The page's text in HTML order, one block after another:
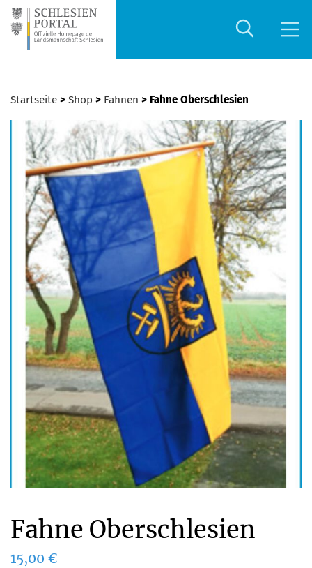
Startseite > Shop > Fahnen > Fahne Oberschlesien
Fahne Oberschlesien
15,00 €